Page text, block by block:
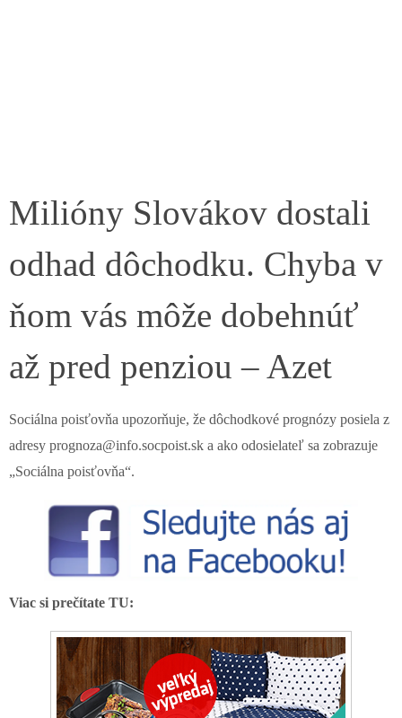
Milióny Slovákov dostali
odhad dôchodku. Chyba v
ňom vás môže dobehnúť
až pred penziou – Azet
Sociálna poisťovňa upozorňuje, že dôchodkové prognózy posiela z
adresy prognoza@info.socpoist.sk a ako odosielateľ sa zobrazuje
„Sociálna poisťovňa“.
Viac si prečítate TU: